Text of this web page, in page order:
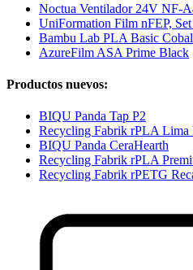
Noctua Ventilador 24V NF-
UniFormation Film nFEP,
Bambu Lab PLA Basic
AzureFilm ASA Prime Black
Productos nuevos:
BIQU Panda Tap P2
Recycling Fabrik rPLA Lima
BIQU Panda CeraHearth
Recycling Fabrik rPLA
Recycling Fabrik rPETG